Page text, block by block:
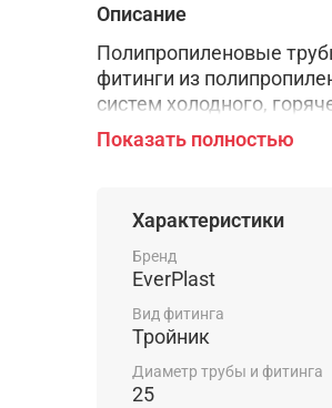
Описание
Полипропиленовые
фитинги из
систем холодного,
применяются в
жидкости и газы не
Показать полностью
Характеристики
Бренд
EverPlast
Вид фитинга
Тройник
Диаметр трубы и фитинга
25